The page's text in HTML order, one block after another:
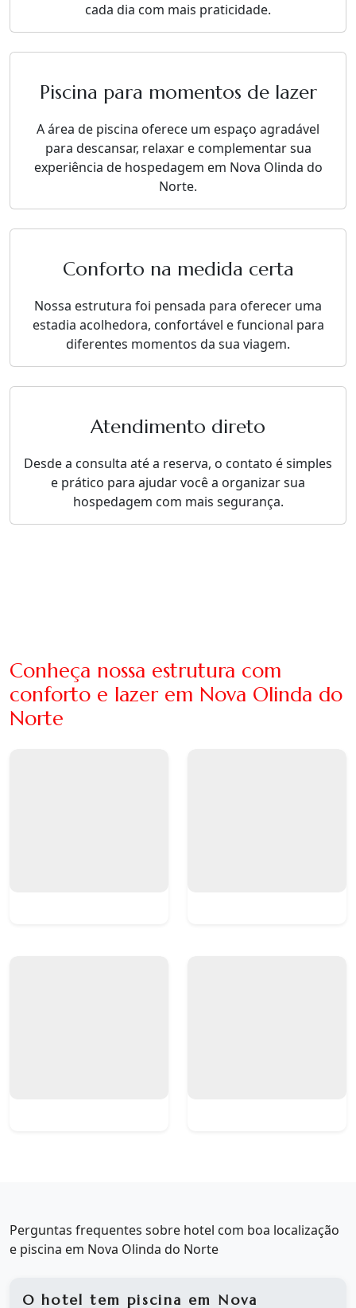
cada dia com mais praticidade.
Piscina para momentos de lazer
A área de piscina oferece um espaço agradável
para descansar, relaxar e complementar sua
experiência de hospedagem em Nova Olinda do
Norte.
Conforto na medida certa
Nossa estrutura foi pensada para oferecer uma
estadia acolhedora, confortável e funcional para
diferentes momentos da sua viagem.
Atendimento direto
Desde a consulta até a reserva, o contato é simples
e prático para ajudar você a organizar sua
hospedagem com mais segurança.
Conheça nossa estrutura com
conforto e lazer em Nova Olinda do
Norte
Perguntas frequentes sobre hotel com boa localização
e piscina em Nova Olinda do Norte
O hotel tem piscina em Nova